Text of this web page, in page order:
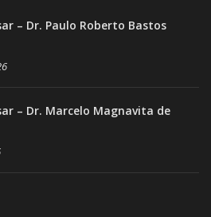
– Dr. Paulo Roberto Bastos
– Dr. Marcelo Magnavita de